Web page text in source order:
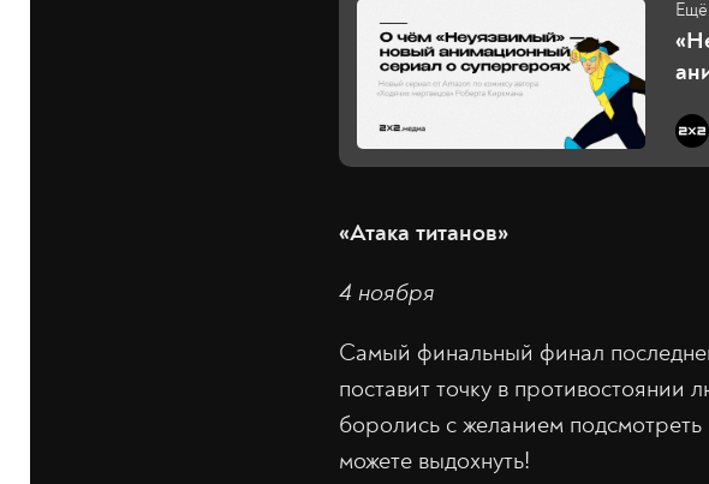
«Атака титанов»
4 ноября
Самый финальный финал
поставит точку в противостоянии
боролись с желанием
можете выдохнуть!